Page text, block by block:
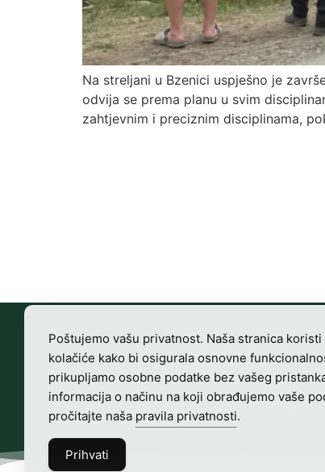
Na streljani u Bzenici uspješno je
odvija se prema planu u svim
zahtjevnim i preciznim disciplinama,
HRVATSKI LOVAČKI SAVEZ
Vladimira Nazora 63
10000 Zagreb, Hrvatska
OIB-28817560444
Radno vrijeme:
Poštujemo vašu privatnost. Naša stranica koristi
kolačiće kako bi osigurala osnovne
prikupljamo osobne podatke bez vašeg
informacija o načinu na koji obrađujemo vaše
pročitajte naša pravila privatnosti.
Prihvati